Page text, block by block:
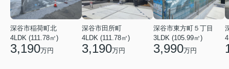
深谷市稲荷町北
4LDK (111.78㎡)
3,190万円
深谷市田所町
4LDK (111.78㎡)
3,190万円
深谷市東方町５丁目
3LDK (105.99㎡)
3,990万円